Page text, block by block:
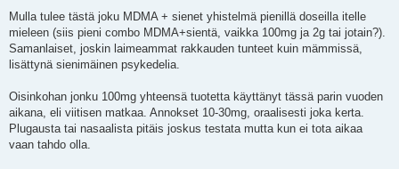
s
Mulla tulee tästä joku MDMA + sienet yhistelmä pienillä doseilla itelle
mieleen (siis pieni combo MDMA+sientä, vaikka 100mg ja 2g tai jotain?).
Samanlaiset, joskin laimeammat rakkauden tunteet kuin mämmissä,
lisättynä sienimäinen psykedelia.
Oisinkohan jonku 100mg yhteensä tuotetta käyttänyt tässä parin vuoden
aikana, eli viitisen matkaa. Annokset 10-30mg, oraalisesti joka kerta.
Plugausta tai nasaalista pitäis joskus testata mutta kun ei tota aikaa
vaan tahdo olla.